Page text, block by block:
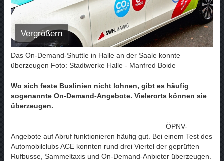
Vergrößern
Das On-Demand-Shuttle in Halle an der Saale konnte
überzeugen Foto: Stadtwerke Halle - Manfred Boide
Wo sich feste Buslinien nicht lohnen, gibt es häufig
sogenannte On-Demand-Angebote. Vielerorts können sie
überzeugen.
ÖPNV-
Angebote auf Abruf funktionieren häufig gut. Bei einem Test des
Automobilclubs ACE konnten rund drei Viertel der geprüften
Rufbusse, Sammeltaxis und On-Demand-Anbieter überzeugen.